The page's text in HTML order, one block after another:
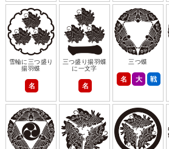
雪輪に三つ盛り
揚羽蝶
名
三つ盛り揚羽蝶
に一文字
名
三つ蝶
名 大 戦